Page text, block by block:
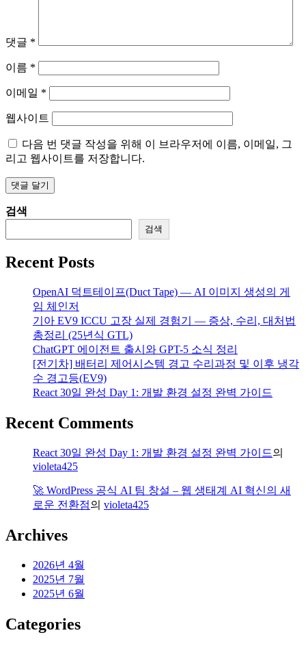
댓글 *
이름 *
이메일 *
웹사이트
다음 번 댓글 작성을 위해 이 브라우저에 이름, 이메일, 그
리고 웹사이트를 저장합니다.
검색
검색
Recent Posts
OpenAI 덕트테이프(Duct Tape) — AI 이미지 생성의 게
임 체인저
기아 EV9 ICCU 고장 실제 경험기 — 증상, 수리, 대처법
총정리 (25년식 GTL)
ChatGPT 에이전트 출시와 GPT-5 소식 정리
[전기차] 배터리 제어시스템 경고 수리과정 및 이후 냉각
수 경고등(EV9)
React 30일 완성 Day 1: 개발 환경 설정 완벽 가이드
Recent Comments
React 30일 완성 Day 1: 개발 환경 설정 완벽 가이드의
violeta425
🚀 WordPress 공식 AI 팀 창설 – 웹 생태계 AI 혁신의 새
로운 전환점의 violeta425
Archives
2026년 4월
2025년 7월
2025년 6월
Categories